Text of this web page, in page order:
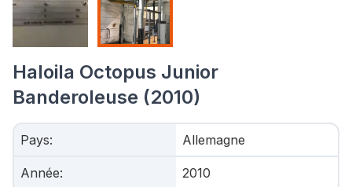
Haloila Octopus Junior
Banderoleuse (2010)
Pays: Allemagne
Année: 2010